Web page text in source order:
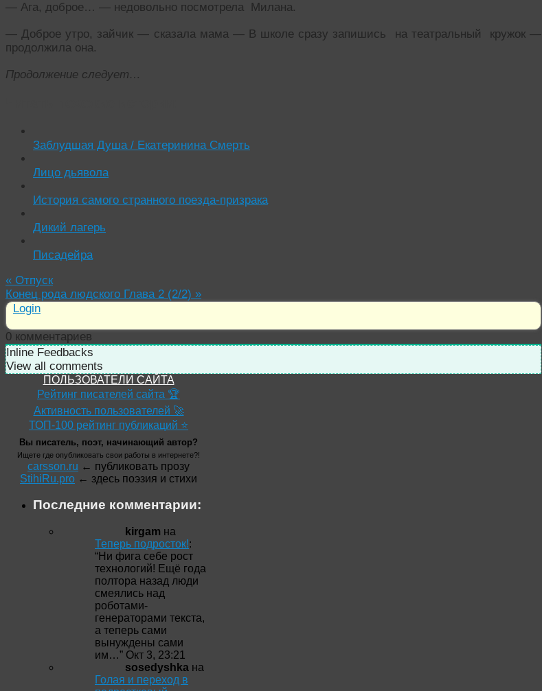
— Ага, доброе… — недовольно посмотрела Милана.
— Доброе утро, зайчик — сказала мама — В школе сразу запишись на театральный кружок —
продолжила она.
Продолжение следует…
Заблудшая Душа / Екатеринина Смерть
Лицо дьявола
История самого странного поезда-призрака
Дикий лагерь
Писадейра
« Отпуск
Конец рода людского Глава 2 (2/2) »
Login
0 комментариев
Inline Feedbacks
View all comments
ПОЛЬЗОВАТЕЛИ САЙТА
Рейтинг писателей сайта 🏆
Активность пользователей 🚀
ТОП-100 рейтинг публикаций ⭐
Вы писатель, поэт, начинающий автор?
Ищете где опубликовать свои работы в интернете?!
carsson.ru ← публиковать прозу
StihiRu.pro ← здесь поэзия и стихи
Последние комментарии:
kirgam на
Теперь подросток!:
“Ни фига себе рост
технологий! Ещё года
полтора назад люди
смеялись над
роботами-
генераторами текста,
а теперь сами
вынуждены сами
им…” Окт 3, 23:21
sosedyshka на
Голая и переход в